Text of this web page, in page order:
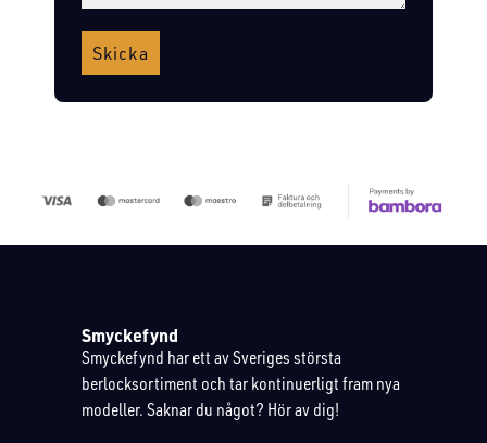
Skicka
Smyckefynd
Smyckefynd har ett av Sveriges största
berlocksortiment och tar kontinuerligt fram nya
modeller. Saknar du något? Hör av dig!